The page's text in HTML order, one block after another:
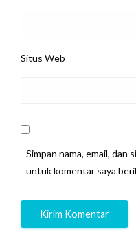
Situs Web
Simpan nama, email, dan
untuk komentar saya